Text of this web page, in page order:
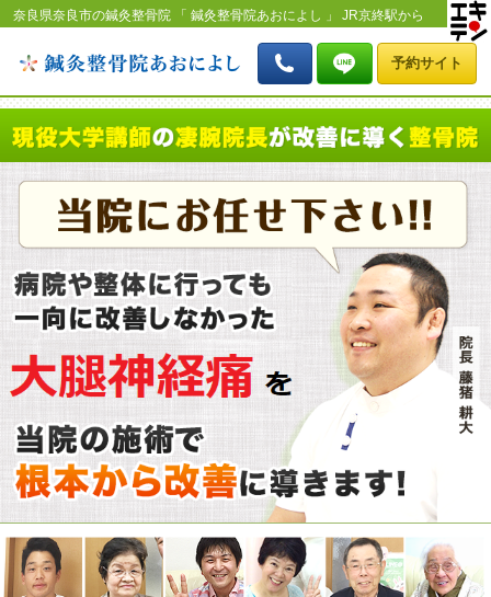
奈良県奈良市の鍼灸整骨院 「 鍼灸整骨院あおによし 」 JR京終駅から
予約サイト